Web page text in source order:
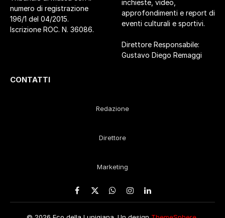
numero di registrazione
196/1 del 04/2015.
Iscrizione ROC. N. 36086.
inchieste, video,
approfondimenti e report di
eventi culturali e sportivi.
Direttore Responsabile:
Gustavo Diego Remaggi
CONTATTI
Redazione
Direttore
Marketing
Facebook
X
WhatsApp
Instagram
LinkedIn